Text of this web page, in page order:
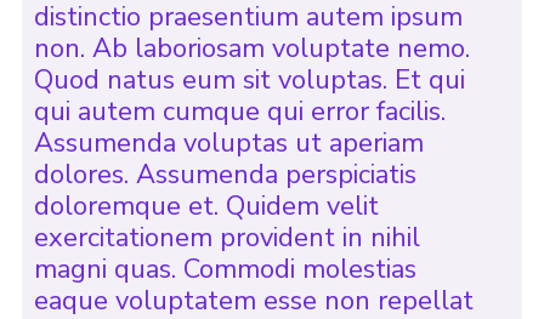
distinctio praesentium autem ipsum
non. Ab laboriosam voluptate nemo.
Quod natus eum sit voluptas. Et qui
qui autem cumque qui error facilis.
Assumenda voluptas ut aperiam
dolores. Assumenda perspiciatis
doloremque et. Quidem velit
exercitationem provident in nihil
magni quas. Commodi molestias
eaque voluptatem esse non repellat